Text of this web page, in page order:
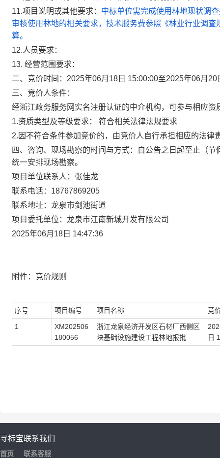
11.项目说明或其他要求 ： 中标单位需完成使用林地现状调
审核使用林地的相关要求，技术服务费参照《林业行业调
算。
12.人员要求：
13. 经营范围要求 ：
二、 竞价时间： 2025年06月18日 15:00:00至2025年06月20
三、 竞价人条件：
经浙江政务服务网实名注册认证的中介机构，可参与相应资
1.资质类型及等级要求：
符合相关法律法规要求
2. 因不符合条件参加竞价的，由竞价人自行承担相应的法律
四、咨询、现场勘察的时间与方式： 自公告之日起至 止（节
统一安排现场勘察。
项目单位联系人： 张佳龙
联系电话： 18767869205
联系地址： 龙泉市剑池街道
项目委托单位： 龙泉市江南新城开发有限公司
2025年06月18日 14:47:36
附件：竞价规则
序号 项目编号 项目名称 竞
1
XM202506
180056
浙江龙泉经济开发区石材厂西侧区
块基础设施建设工程林地报批
日
寻标宝
首页
联系我们
联系客服